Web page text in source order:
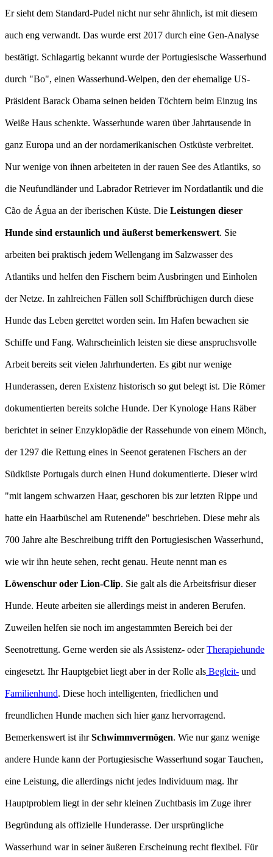
Er sieht dem Standard-Pudel nicht nur sehr ähnlich, ist mit diesem
auch eng verwandt. Das wurde erst 2017 durch eine Gen-Analyse
bestätigt. Schlagartig bekannt wurde der Portugiesische Wasserhund
durch "Bo", einen Wasserhund-Welpen, den der ehemalige US-
Präsident Barack Obama seinen beiden Töchtern beim Einzug ins
Weiße Haus schenkte. Wasserhunde waren über Jahrtausende in
ganz Europa und an der nordamerikanischen Ostküste verbreitet.
Nur wenige von ihnen arbeiteten in der rauen See des Atlantiks, so
die Neufundländer und Labrador Retriever im Nordatlantik und die
Cão de Água an der iberischen Küste. Die Leistungen dieser
Hunde sind erstaunlich und äußerst bemerkenswert. Sie
arbeiten bei praktisch jedem Wellengang im Salzwasser des
Atlantiks und helfen den Fischern beim Ausbringen und Einholen
der Netze. In zahlreichen Fällen soll Schiffbrüchigen durch diese
Hunde das Leben gerettet worden sein. Im Hafen bewachen sie
Schiffe und Fang. Wahrscheinlich leisten sie diese anspruchsvolle
Arbeit bereits seit vielen Jahrhunderten. Es gibt nur wenige
Hunderassen, deren Existenz historisch so gut belegt ist. Die Römer
dokumentierten bereits solche Hunde. Der Kynologe Hans Räber
berichtet in seiner Enzyklopädie der Rassehunde von einem Mönch,
der 1297 die Rettung eines in Seenot geratenen Fischers an der
Südküste Portugals durch einen Hund dokumentierte. Dieser wird
"mit langem schwarzen Haar, geschoren bis zur letzten Rippe und
hatte ein Haarbüschel am Rutenende" beschrieben. Diese mehr als
700 Jahre alte Beschreibung trifft den Portugiesischen Wasserhund,
wie wir ihn heute sehen, recht genau. Heute nennt man es
Löwenschur oder Lion-Clip. Sie galt als die Arbeitsfrisur dieser
Hunde. Heute arbeiten sie allerdings meist in anderen Berufen.
Zuweilen helfen sie noch im angestammten Bereich bei der
Seenotrettung. Gerne werden sie als Assistenz- oderTherapiehunde
eingesetzt. Ihr Hauptgebiet liegt aber in der Rolle als Begleit- und
Familienhund. Diese hoch intelligenten, friedlichen und
freundlichen Hunde machen sich hier ganz hervorragend.
Bemerkenswert ist ihrSchwimmvermögen. Wie nur ganz wenige
andere Hunde kann der Portugiesische Wasserhund sogar Tauchen,
eine Leistung, die allerdings nicht jedes Individuum mag. Ihr
Hauptproblem liegt in der sehr kleinen Zuchtbasis im Zuge ihrer
Begründung als offizielle Hunderasse. Der ursprüngliche
Wasserhund war in seiner äußeren Erscheinung recht flexibel. Für